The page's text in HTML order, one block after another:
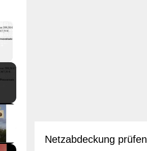
×
Video
Netzabdeckung prüfen